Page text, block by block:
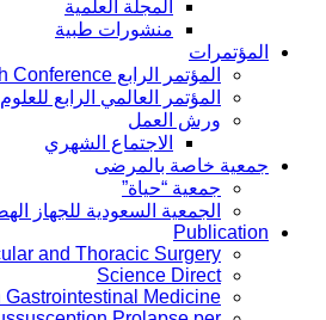
المجلة العلمية
منشورات طبية
المؤتمرات
المؤتمر الرابع Fourth Conference
المؤتمر العالمي الرابع
ورش العمل
الاجتماع الشهري
جمعية خاصة بالمرضى
جمعية “حياة”
الجمعية السعودية للجهاز
Publication
and Thoracic Surgery
Science Direct
Medicine